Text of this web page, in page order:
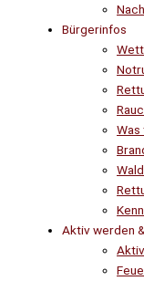
Bürgerinfos
Was
Aktiv werden